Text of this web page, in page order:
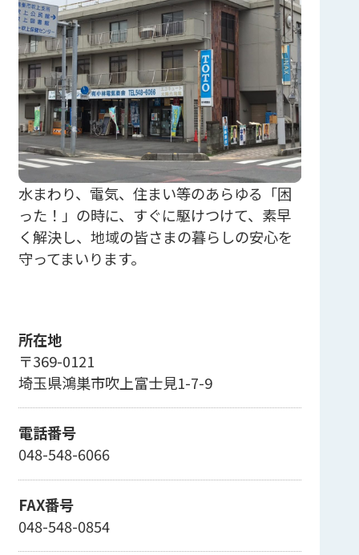
水まわり、電気、住まい等のあらゆる「困
った！」の時に、すぐに駆けつけて、素早
く解決し、地域の皆さまの暮らしの安心を
守ってまいります。
所在地
〒369-0121
埼玉県鴻巣市吹上富士見1-7-9
電話番号
048-548-6066
FAX番号
048-548-0854